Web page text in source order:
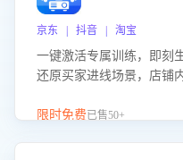
京东 | 抖音 | 淘宝
一键激活专属训练，即刻
还原买家进线场景，店铺
击 “立即开通”，快速获取
限时免费已售50+